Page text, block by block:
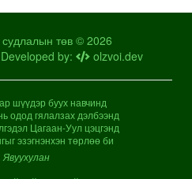
төв © 2026
by: olzvoi.dev
шүүдэр буух навчинд
одод гялалзах дэлбээнд
Цагаан-Уул цэцгэнд
эзэгнэнхэн төрлөө би